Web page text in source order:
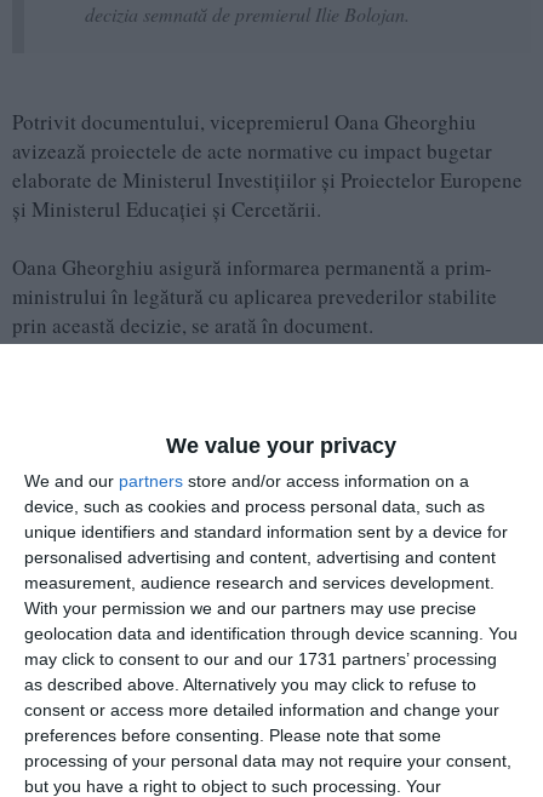
We value your privacy
We and our partners store and/or access information on a
device, such as cookies and process personal data, such as
unique identifiers and standard information sent by a device for
personalised advertising and content, advertising and content
measurement, audience research and services development.
With your permission we and our partners may use precise
geolocation data and identification through device scanning. You
may click to consent to our and our 1731 partners’ processing
as described above. Alternatively you may click to refuse to
consent or access more detailed information and change your
preferences before consenting.
Please note that some
processing of your personal data may not require your consent,
but you have a right to object to such processing. Your
decizia semnată de premierul Ilie Bolojan.
Potrivit documentului, vicepremierul Oana Gheorghiu
avizează proiectele de acte normative cu impact bugetar
elaborate de Ministerul Investițiilor și Proiectelor Europene
și Ministerul Educației și Cercetării.
Oana Gheorghiu asigură informarea permanentă a prim-
ministrului în legătură cu aplicarea prevederilor stabilite
prin această decizie, se arată în document.
într-o ceremonie organizată la Palatul Cotroceni. Ea a
ocupat postul rămas vacant în Guvernul Bolojan după
demisia lui Dragoș Anastasiu în luna august.
Citește și:
Sorin Grindeanu cere echilibru și maturitate politică în
disputa privind pensiile magistraților
Adaugă-ne ca sursă în Google
Urmărește-ne pe Google News